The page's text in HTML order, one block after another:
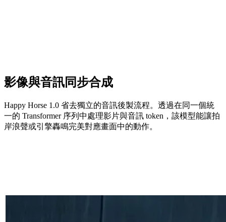
影像與音訊同步合成
Happy Horse 1.0 省去獨立的音訊後製流程。透過在同一個統
一的 Transformer 序列中處理影片與音訊 token，該模型能讓拍
岸浪聲或引擎轟鳴完美對應畫面中的動作。